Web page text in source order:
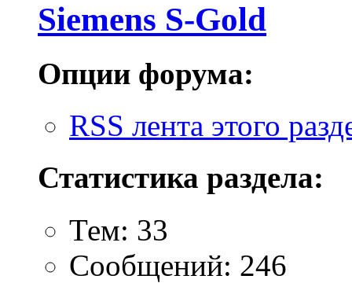
Siemens S-Gold
Опции форума:
RSS лента этого
Статистика раздела:
Тем: 33
Сообщений: 246